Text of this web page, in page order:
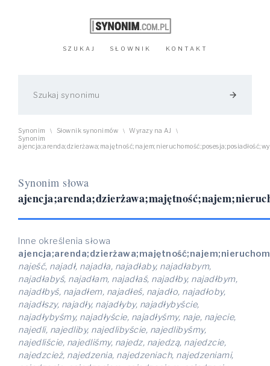
SZUKAJ SŁOWNIK KONTAKT
arrow_forward
Synonim \ Słownik synonimów \ Wyrazy na AJ \
Synonim
Synonim słowa
Inne określenia słowa
najeść, najadł, najadła, najadłaby, najadłabym,
najadłabyś, najadłam, najadłaś, najadłby, najadłbym,
najadłbyś, najadłem, najadłeś, najadło, najadłoby,
najadłszy, najadły, najadłyby, najadłybyście,
najadłybyśmy, najadłyście, najadłyśmy, naje, najecie,
najedli, najedliby, najedlibyście, najedlibyśmy,
najedliście, najedliśmy, najedz, najedzą, najedzcie,
najedzcież, najedzenia, najedzeniach, najedzeniami,